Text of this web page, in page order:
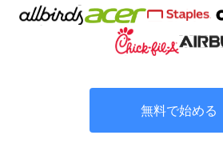
無料で始める